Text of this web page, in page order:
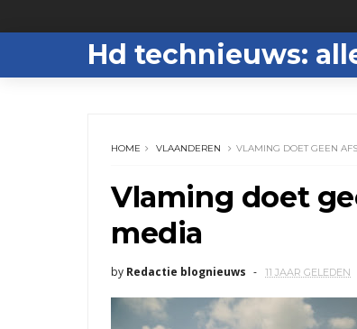
Hd technieuws:
HOME VLAANDEREN VLAMING DOET GEEN
Vlaming doet
media
by Redactie blognieuws 11 JAAR GELEDEN